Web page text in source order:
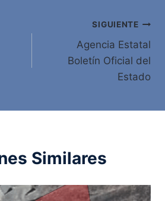
SIGUIENTE
Agencia Estatal
Boletín Oficial del
Estado
Similares